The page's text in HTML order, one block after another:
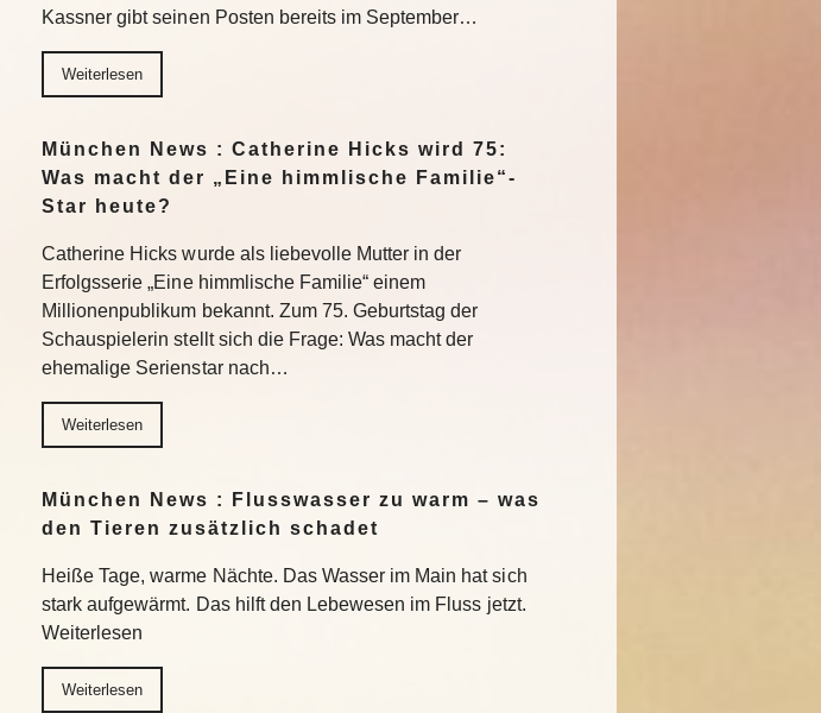
Kassner gibt seinen Posten bereits im September…
Weiterlesen
München News : Catherine Hicks wird 75:
Was macht der „Eine himmlische Familie“-
Star heute?
Catherine Hicks wurde als liebevolle Mutter in der
Erfolgsserie „Eine himmlische Familie“ einem
Millionenpublikum bekannt. Zum 75. Geburtstag der
Schauspielerin stellt sich die Frage: Was macht der
ehemalige Serienstar nach…
Weiterlesen
München News : Flusswasser zu warm – was
den Tieren zusätzlich schadet
Heiße Tage, warme Nächte. Das Wasser im Main hat sich
stark aufgewärmt. Das hilft den Lebewesen im Fluss jetzt.
Weiterlesen
Weiterlesen